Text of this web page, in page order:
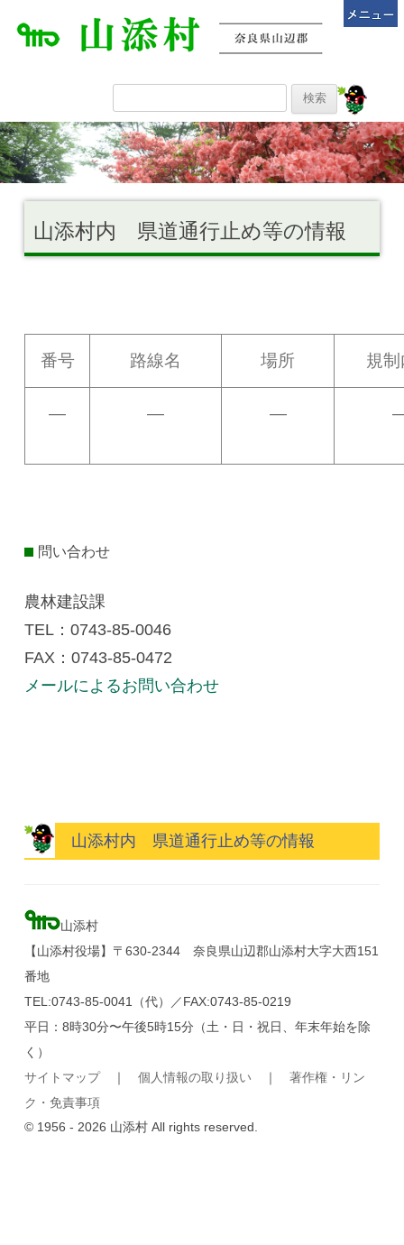
山添村内 県道通行止め等の情報
番号 路線名 場所 規
― ― ―
問い合わせ
農林建設課
TEL：0743-85-0046
FAX：0743-85-0472
メールによるお問い合わせ
山添村内 県道通行止め等の情報
山添村
【山添村役場】〒630-2344 奈良県山辺郡山添村大字大西151
番地
TEL:0743-85-0041（代）／FAX:0743-85-0219
平日：8時30分〜午後5時15分（土・日・祝日、年末年始を除
く）
サイトマップ｜個人情報の取り扱い ｜著作権・リン
ク・免責事項
© 1956 - 2026 山添村 All rights reserved.